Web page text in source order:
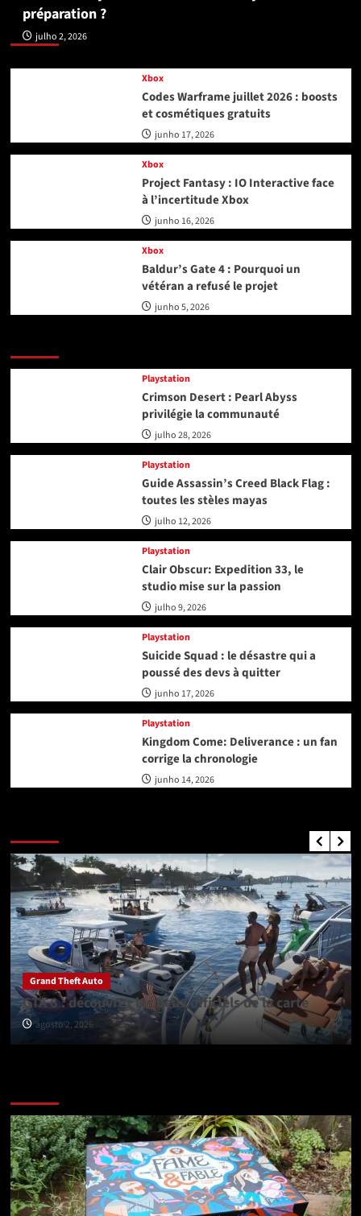
Xbox
préparation ?
julho 2, 2026
Xbox
Codes Warframe juillet 2026 : boosts
et cosmétiques gratuits
junho 17, 2026
Xbox
Project Fantasy : IO Interactive face
à l’incertitude Xbox
junho 16, 2026
Xbox
Baldur’s Gate 4 : Pourquoi un
vétéran a refusé le projet
junho 5, 2026
Playstation
Crimson Desert : Pearl Abyss
privilégie la communauté
julho 28, 2026
Playstation
Guide Assassin’s Creed Black Flag :
toutes les stèles mayas
julho 12, 2026
Playstation
Clair Obscur: Expedition 33, le
studio mise sur la passion
julho 9, 2026
Playstation
Suicide Squad : le désastre qui a
poussé des devs à quitter
junho 17, 2026
Playstation
Kingdom Come: Deliverance : un fan
corrige la chronologie
junho 14, 2026
Grand Theft Auto
GTA 6 : découvrez les lieux officiels de la carte
agosto 2, 2026